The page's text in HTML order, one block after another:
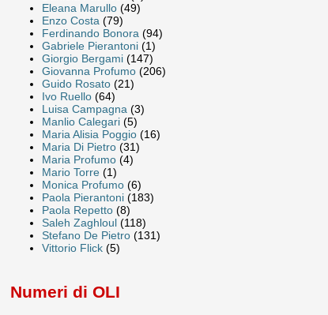
Eleana Marullo (49)
Enzo Costa (79)
Ferdinando Bonora (94)
Gabriele Pierantoni (1)
Giorgio Bergami (147)
Giovanna Profumo (206)
Guido Rosato (21)
Ivo Ruello (64)
Luisa Campagna (3)
Manlio Calegari (5)
Maria Alisia Poggio (16)
Maria Di Pietro (31)
Maria Profumo (4)
Mario Torre (1)
Monica Profumo (6)
Paola Pierantoni (183)
Paola Repetto (8)
Saleh Zaghloul (118)
Stefano De Pietro (131)
Vittorio Flick (5)
Numeri di OLI